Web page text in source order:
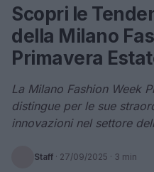
Scopri le
della Milano
Primavera
La Milano Fashion Week
distingue per le sue
innovazioni nel settore
Staff · 27/09/2025 · 3 min